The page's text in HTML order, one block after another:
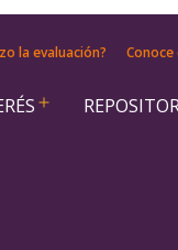
la evaluación?
Abrir